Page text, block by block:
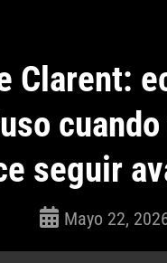
Clarent:
seguir
(Isabella)
Mayo 22,